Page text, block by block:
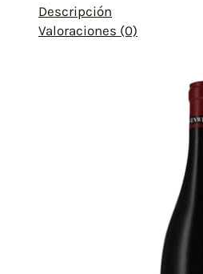
Descripción
Valoraciones (0)